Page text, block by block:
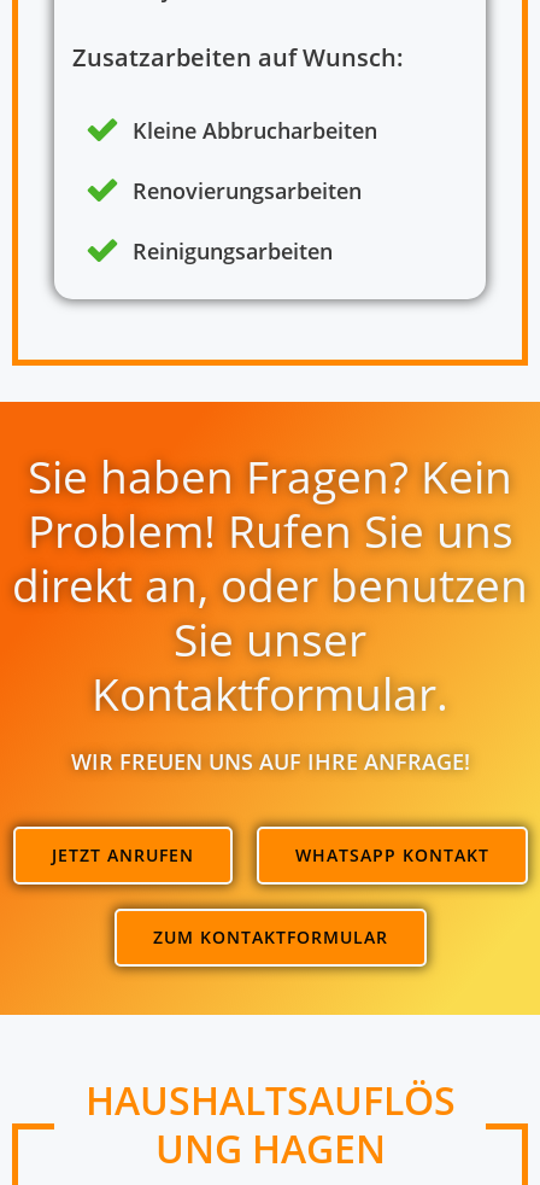
Zusatzarbeiten auf Wunsch:
Kleine Abbrucharbeiten
Renovierungsarbeiten
Reinigungsarbeiten
Sie haben Fragen? Kein
Problem! Rufen Sie uns
direkt an, oder benutzen
Sie unser
Kontaktformular.
WIR FREUEN UNS AUF IHRE ANFRAGE!
JETZT ANRUFEN WHATSAPP KONTAKT
ZUM KONTAKTFORMULAR
HAUSHALTSAUFLÖS
UNG HAGEN